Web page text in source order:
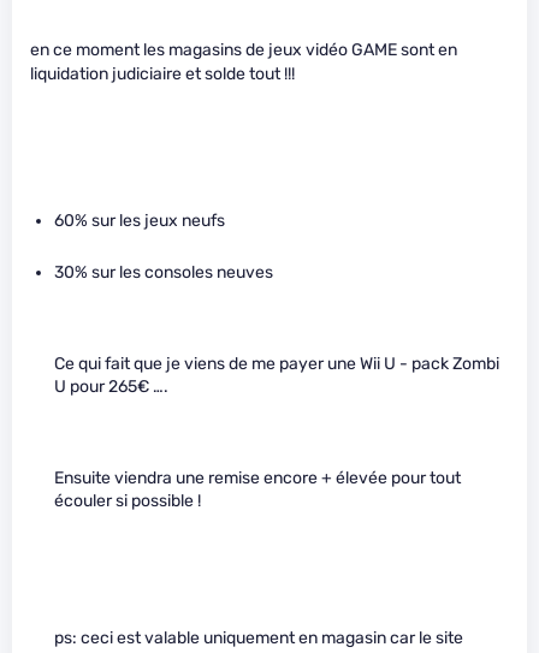
en ce moment les magasins de jeux vidéo GAME sont en
liquidation judiciaire et solde tout !!!
60% sur les jeux neufs
30% sur les consoles neuves
Ce qui fait que je viens de me payer une Wii U - pack Zombi
U pour 265€ ….
Ensuite viendra une remise encore + élevée pour tout
écouler si possible !
ps: ceci est valable uniquement en magasin car le site